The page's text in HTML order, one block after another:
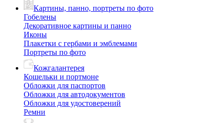
Картины, панно, портреты по фото
Гобелены
Декоративное картины и панно
Иконы
Плакетки с гербами и эмблемами
Портреты по фото
Кожгалантерея
Кошельки и портмоне
Обложки для паспортов
Обложки для автодокументов
Обложки для удостоверений
Ремни